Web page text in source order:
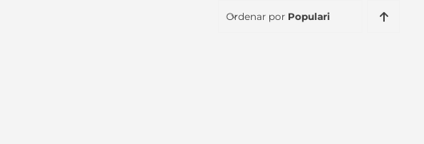
Ordenar por Popularidade